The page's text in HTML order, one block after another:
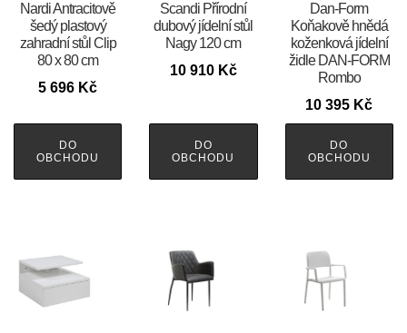
Nardi Antracitově
šedý plastový
zahradní stůl Clip
80 x 80 cm
5 696 Kč
DO
OBCHODU
Scandi Přírodní
dubový jídelní stůl
Nagy 120 cm
10 910 Kč
DO
OBCHODU
​​​​​Dan-Form
Koňakově hnědá
koženková jídelní
židle DAN-FORM
Rombo
10 395 Kč
DO
OBCHODU